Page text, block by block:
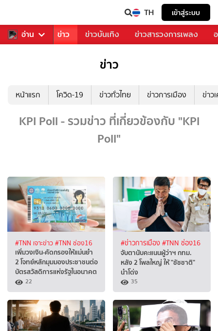
TH เข้าสู่ระบบ
อ่าน
คุณ กีฬา ข่าว ข่าวบันเทิง ข่าวสารวงการเพลง
ข่าว
หน้าแรก โควิด-19 ข่าวทั่วไทย ข่าวการเมือง ข่าว
KPI Poll - รวมข่าว ที่เกี่ยวข้องกับ "KPI
Poll"
#TNN เจาะข่าว #TNN ช่อง16
เพิ่มวงเงิน-คัดกรองให้แม่นยำ
2 โจทย์หลักมุมมองประชาชนต่อ
บัตรสวัสดิการแห่งรัฐในอนาคต
22
#ข่าวการเมือง#TNN ช่อง16
จับตานับคะแนนผู้ว่าฯ กทม.
หลัง 2 โพลใหญ่ ให้ "ชัชชาติ"
นำโด่ง
35